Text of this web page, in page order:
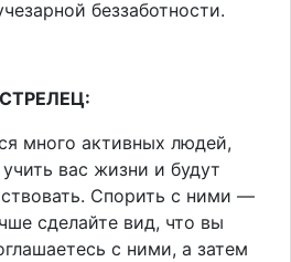
беззаботности.
СТРЕЛЕЦ:
много активных людей,
вас жизни и будут
Спорить с ними —
сделайте вид, что вы
с ними, а затем